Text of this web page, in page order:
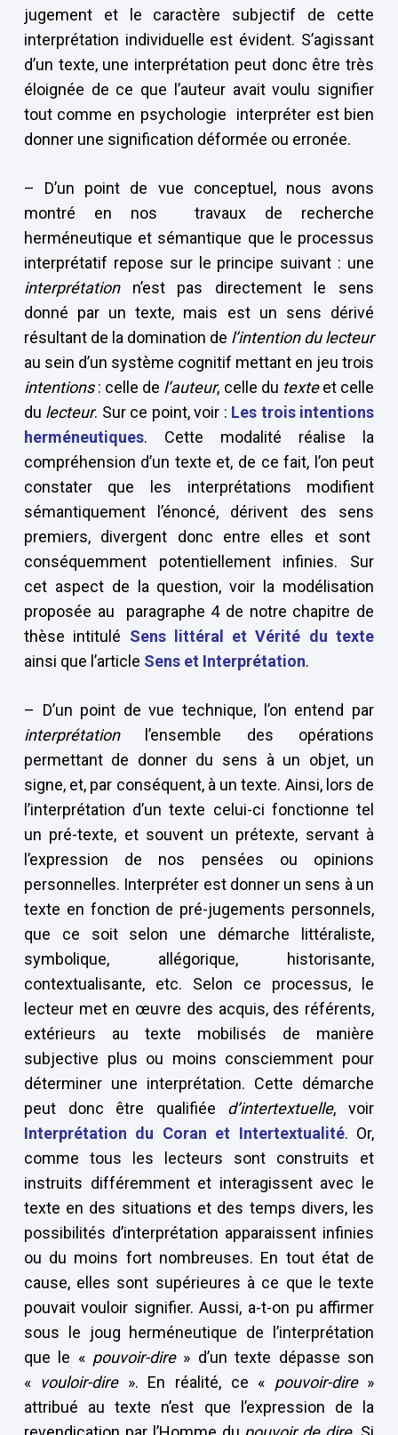
jugement et le caractère subjectif de cette
interprétation individuelle est évident. S’agissant
d’un texte, une interprétation peut donc être très
éloignée de ce que l’auteur avait voulu signifier
tout comme en psychologie interpréter est bien
donner une signification déformée ou erronée.
– D’un point de vue conceptuel, nous avons
montré en nos travaux de recherche
herméneutique et sémantique que le processus
interprétatif repose sur le principe suivant : une
interprétationn’est pas directement le sens
donné par un texte, mais est un sens dérivé
résultant de la domination de l’intention du lecteur
au sein d’un système cognitif mettant en jeu trois
intentions: celle de l’auteur, celle du texteet celle
du lecteur. Sur ce point, voir : Les trois intentions
herméneutiques. Cette modalité réalise la
compréhension d’un texte et, de ce fait, l’on peut
constater que les interprétations modifient
sémantiquement l’énoncé, dérivent des sens
premiers, divergent donc entre elles et sont
conséquemment potentiellement infinies. Sur
cet aspect de la question, voir la modélisation
proposée au paragraphe 4 de notre chapitre de
thèse intitulé Sens littéral et Vérité du texte
ainsi que l’article Sens et Interprétation.
– D’un point de vue technique, l’on entend par
interprétationl’ensemble des opérations
permettant de donner du sens à un objet, un
signe, et, par conséquent, à un texte. Ainsi, lors de
l’interprétation d’un texte celui-ci fonctionne tel
un pré-texte, et souvent un prétexte, servant à
l’expression de nos pensées ou opinions
personnelles. Interpréter est donner un sens à un
texte en fonction de pré-jugements personnels,
que ce soit selon une démarche littéraliste,
symbolique, allégorique, historisante,
contextualisante, etc. Selon ce processus, le
lecteur met en œuvre des acquis, des référents,
extérieurs au texte mobilisés de manière
subjective plus ou moins consciemment pour
déterminer une interprétation. Cette démarche
peut donc être qualifiée d’intertextuelle, voir
Interprétation du Coran et Intertextualité. Or,
comme tous les lecteurs sont construits et
instruits différemment et interagissent avec le
texte en des situations et des temps divers, les
possibilités d’interprétation apparaissent infinies
ou du moins fort nombreuses. En tout état de
cause, elles sont supérieures à ce que le texte
pouvait vouloir signifier. Aussi, a-t-on pu affirmer
sous le joug herméneutique de l’interprétation
que le « pouvoir-dire» d’un texte dépasse son
« vouloir-dire». En réalité, ce « pouvoir-dire»
attribué au texte n’est que l’expression de la